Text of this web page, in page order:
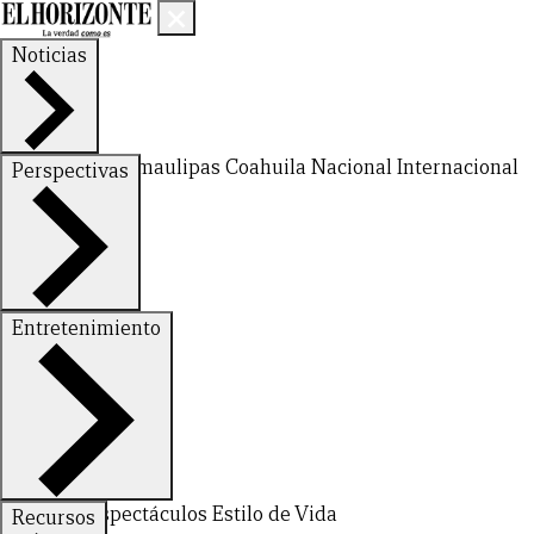
Noticias
Nuevo LeónTamaulipas Coahuila NacionalInternacional
Perspectivas
FinanzasOpinión
Entretenimiento
DeportesEspectáculos Estilo de Vida
Recursos
CERRAR